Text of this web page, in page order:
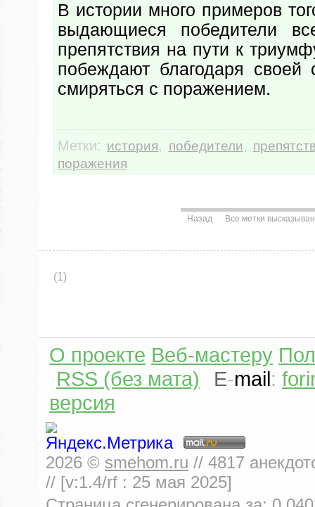
В истории много примеров
выдающиеся победители
препятствия на пути к
побеждают благодаря своей
смиряться с поражением.
Метки: история, победители,
поражения
Назад Все метки
(1)
О проекте Веб-мастеру
RSS (без мата)
E-mail:
версия
2026 © smehom.ru // 4817
// [v:1.4/rf : 25 мая 2025]